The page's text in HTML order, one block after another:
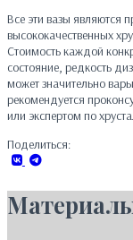
Все эти вазы являются
высококачественных
Стоимость каждой
состояние, редкость
может значительно
рекомендуется
или экспертом по
Поделиться: